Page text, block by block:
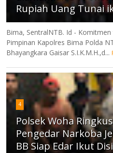
Rupiah Uang Tunai
Bima, SentralNTB. Id -
Pimpinan Kapolres Bima Polda
Bhayangkara Gaisar S.I.K.M.H.,d...
4
Polsek Woha
Pengedar Narkoba
BB Siap Edar Ikut